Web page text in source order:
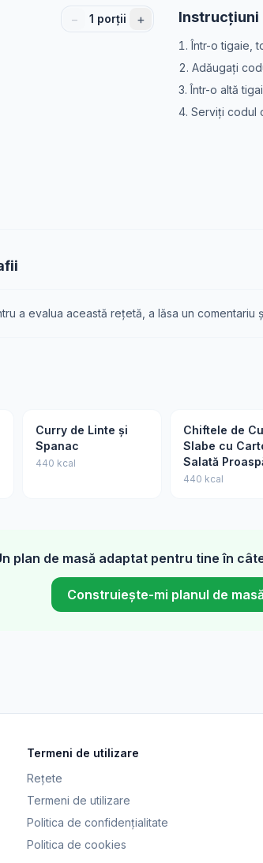
− 1 porții + Instrucțiuni
Într-o tigaie,
Adăugați
Într-o altă
Serviți codul
a evalua această rețetă, a lăsa un comentariu
Curry de Linte și
Spanac
440 kcal
Chiftele de
Slabe cu
Salată
440 kcal
plan de masă adaptat pentru tine în
Construiește-mi planul de
Termeni de utilizare
Rețete
Termeni de utilizare
Politica de confidențialitate
Politica de cookies